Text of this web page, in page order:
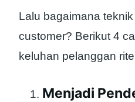
Lalu bagaimana
customer? Berikut 4
keluhan pelanggan
Menjadi